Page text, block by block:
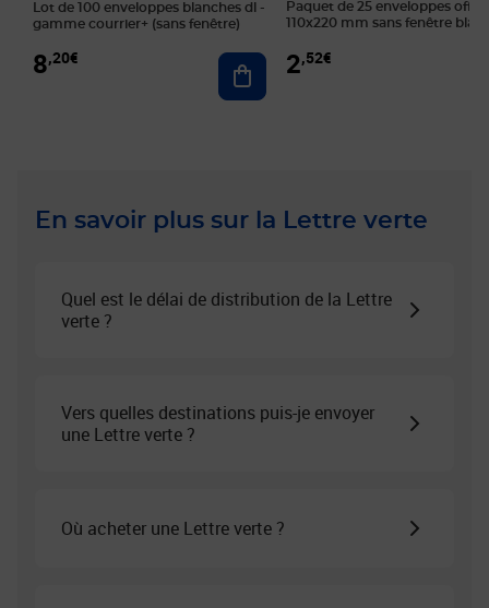
Lot de 100 enveloppes blanches dl -
gamme courrier+ (sans fenêtre)
8,20€ Ajouter au panier
Paquet de 25 enveloppes
110x220 mm sans fenêtre
2,52€
En savoir plus sur la Lettre verte
Quel est le délai de distribution de la Lettre
verte ?
Vers quelles destinations puis-je envoyer
une Lettre verte ?
Où acheter une Lettre verte ?